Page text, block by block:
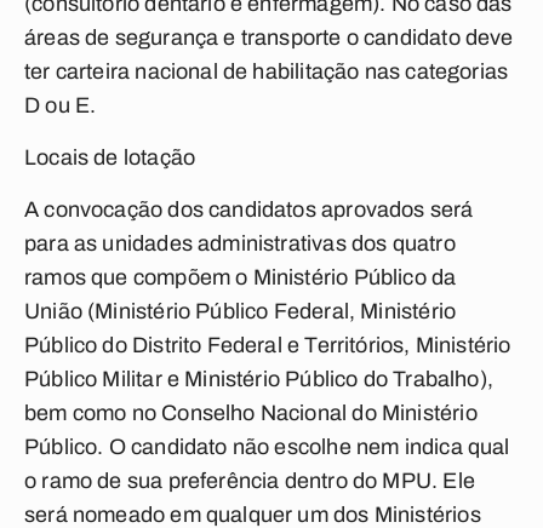
áreas de segurança e transporte o candidato deve
ter carteira nacional de habilitação nas categorias
D ou E.
Locais de lotação
A convocação dos candidatos aprovados será
para as unidades administrativas dos quatro
ramos que compõem o Ministério Público da
União (Ministério Público Federal, Ministério
Público do Distrito Federal e Territórios, Ministério
Público Militar e Ministério Público do Trabalho),
bem como no Conselho Nacional do Ministério
Público. O candidato não escolhe nem indica qual
o ramo de sua preferência dentro do MPU. Ele
será nomeado em qualquer um dos Ministérios